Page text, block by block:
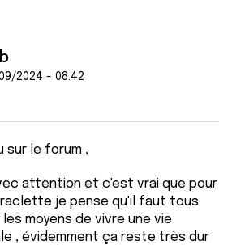
09/2024 - 08:42
sur le forum ,
attention et c'est vrai que pour
je pense qu'il faut tous
moyens de vivre une vie
, évidemment ça reste très dur